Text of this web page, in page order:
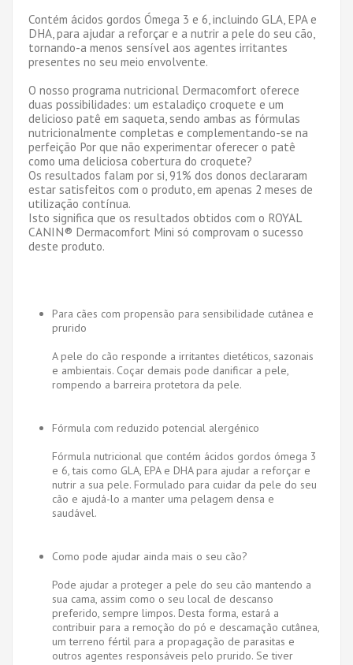
Contém ácidos gordos Ómega 3 e 6, incluindo GLA, EPA e
DHA, para ajudar a reforçar e a nutrir a pele do seu cão,
tornando-a menos sensível aos agentes irritantes
presentes no seu meio envolvente.
O nosso programa nutricional Dermacomfort oferece
duas possibilidades: um estaladiço croquete e um
delicioso patê em saqueta, sendo ambas as fórmulas
nutricionalmente completas e complementando-se na
perfeição Por que não experimentar oferecer o patê
como uma deliciosa cobertura do croquete?
Os resultados falam por si, 91% dos donos declararam
estar satisfeitos com o produto, em apenas 2 meses de
utilização contínua.
Isto significa que os resultados obtidos com o ROYAL
CANIN® Dermacomfort Mini só comprovam o sucesso
deste produto.
Para cães com propensão para sensibilidade cutânea e
prurido
A pele do cão responde a irritantes dietéticos, sazonais
e ambientais. Coçar demais pode danificar a pele,
rompendo a barreira protetora da pele.
Fórmula com reduzido potencial alergénico
Fórmula nutricional que contém ácidos gordos ómega 3
e 6, tais como GLA, EPA e DHA para ajudar a reforçar e
nutrir a sua pele. Formulado para cuidar da pele do seu
cão e ajudá-lo a manter uma pelagem densa e
saudável.
Como pode ajudar ainda mais o seu cão?
Pode ajudar a proteger a pele do seu cão mantendo a
sua cama, assim como o seu local de descanso
preferido, sempre limpos. Desta forma, estará a
contribuir para a remoção do pó e descamação cutânea,
um terreno fértil para a propagação de parasitas e
outros agentes responsáveis pelo prurido. Se tiver